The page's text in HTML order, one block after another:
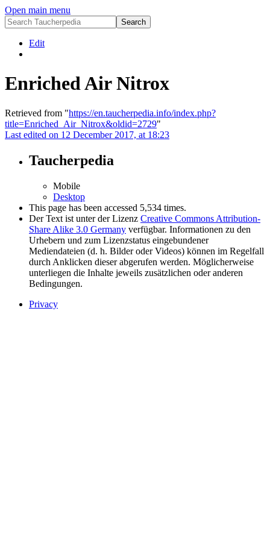
Open main menu
Edit
Enriched Air Nitrox
Retrieved from "https://en.taucherpedia.info/index.php?
title=Enriched_Air_Nitrox&oldid=2729"
Last edited on 12 December 2017, at 18:23
Taucherpedia
Mobile
Desktop
This page has been accessed 5,534 times.
Der Text ist unter der Lizenz Creative Commons Attribution-
Share Alike 3.0 Germany verfügbar. Informationen zu den
Urhebern und zum Lizenzstatus eingebundener
Mediendateien (d. h. Bilder oder Videos) können im Regelfall
durch Anklicken dieser abgerufen werden. Möglicherweise
unterliegen die Inhalte jeweils zusätzlichen oder anderen
Bedingungen.
Privacy